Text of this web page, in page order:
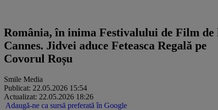
România, în inima Festivalului de Film de
Cannes. Jidvei aduce Feteasca Regală pe
Covorul Roșu
Smile Media
Publicat: 22.05.2026 15:54
Actualizat: 22.05.2026 18:26
Adaugă-ne ca sursă preferată în Google